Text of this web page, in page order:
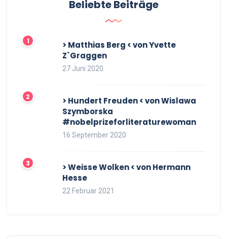
Beliebte Beiträge
> Matthias Berg < von Yvette
Z`Graggen
27 Juni 2020
> Hundert Freuden < von Wislawa
Szymborska
#nobelprizeforliteraturewoman
16 September 2020
> Weisse Wolken < von Hermann
Hesse
22 Februar 2021